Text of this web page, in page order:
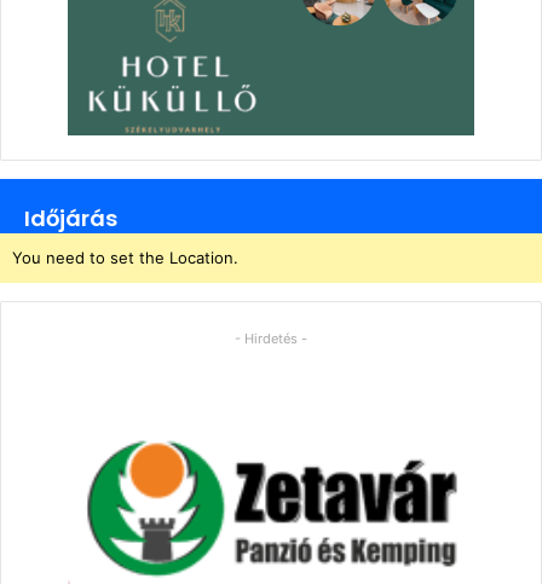
Időjárás
You need to set the Location.
- Hirdetés -